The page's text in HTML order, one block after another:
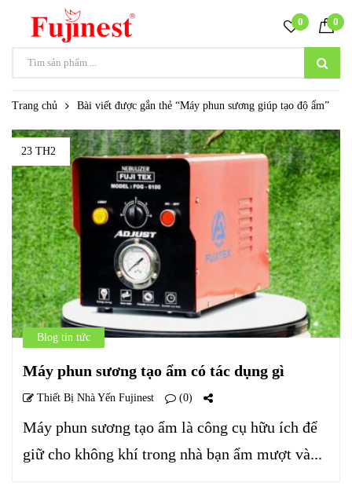
0 0
Trang chủ Bài viết được gắn thẻ “Máy phun sương giúp tạo độ ẩm”
23 TH2
Blog tin tức
Máy phun sương tạo ẩm có tác dụng gì
Thiết Bị Nhà Yến Fujinest (0)
Máy phun sương tạo ẩm là công cụ hữu ích để
giữ cho không khí trong nhà bạn ẩm mượt và...